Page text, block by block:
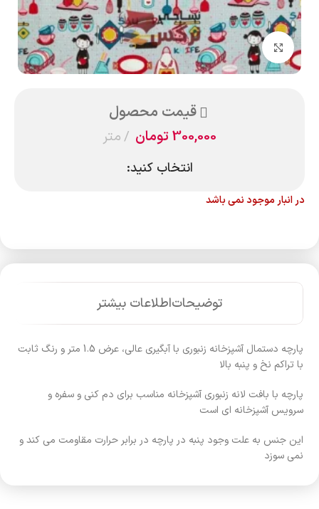
بزرگنمایی تصویر
قیمت محصول
300,000تومان متر
انتخاب کنید:
در انبار موجود نمی باشد
توضیحاتاطلاعات بیشتر
پارچه دستمال آشپزخانه زنبوری با آبگیری عالی، عرض 1.5 متر و رنگ ثابت
با تراکم نخ و پنبه بالا
پارچه با بافت لانه زنبوری آشپزخانه مناسب برای دم کنی و سفره و
سرویس آشپزخانه ای است
این جنس به علت وجود پنبه در پارچه در برابر حرارت مقاومت می کند و
نمی سوزد